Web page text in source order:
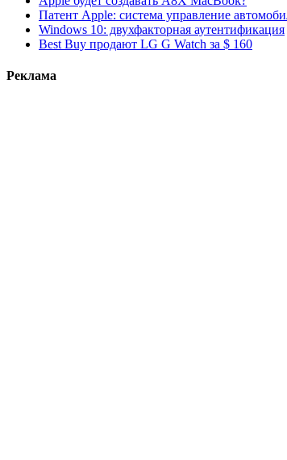
Патент Apple: система управление
Windows 10: двухфакторная аутентификация
Best Buy продают LG G Watch за $ 160
Реклама